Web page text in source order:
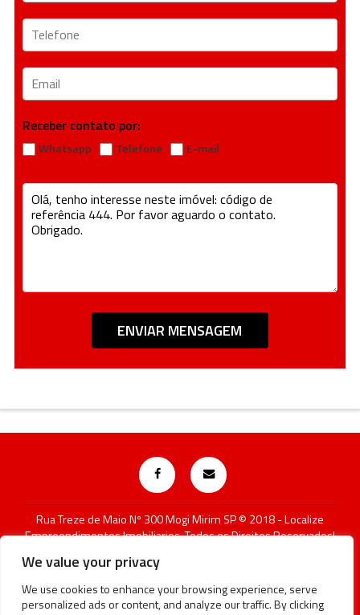
We value your privacy
We use cookies to enhance your browsing experience, serve
personalized ads or content, and analyze our traffic. By clicking
Receber contato por:
Whatsapp Telefone E-mail
Rua Treze de Maio Nº 300 Mogi Mirim SP © 2018 - Localize
Empreendimentos Imobiliarios, Todos os Direitos Reservados!
sujeitos a alteração sem aviso prévio.
CRECI SP 41411-J